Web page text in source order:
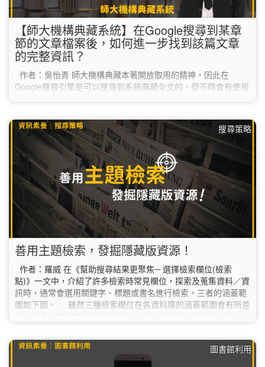
【師大機構典藏系統】在Google搜尋到某章
節的文章檔案後，如何進一步找到該篇文章
的完整資訊？
作者：吳怡青 師大機構典藏本著開放取用的精神，因此在
Google搜尋引擎是可以搜尋到系統典藏全文的。但不時會有使用
會直接連結到我們文章的pdf檔案；由於早期某些期刊論文的電子
檔分為多個章節，後面的章節不一定會有文章篇名，導致使用者
沒有辦法從章節檔案中辨別文章出處。 如果遇到這個狀況，在此
提供您二個簡單找到出處的方法： 【方法一】 以「RDF與
Topic…
搜尋策略
善用主題檢索，發掘隱藏版資源！
作者：羅威 在《幫助搜尋結果更聚焦─ 選擇檢索欄位(檢索
點)》一文中，介紹了許多檢索時常見欄位，探索及蒐集資料／資
訊時，通常會選用關鍵字、標題或書名進行檢索，三者的涵蓋範
圍如下圖。 雖然三種檢索欄位在各資料庫的涵蓋範圍會有所差
圖書館利用